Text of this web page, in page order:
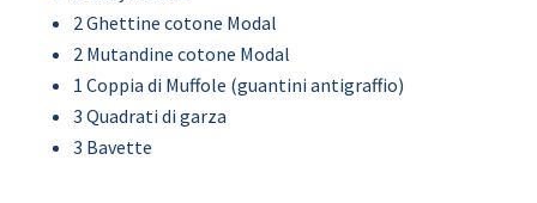
2 Ghettine cotone Modal
2 Mutandine cotone Modal
1 Coppia di Muffole (guantini antigraffio)
3 Quadrati di garza
3 Bavette